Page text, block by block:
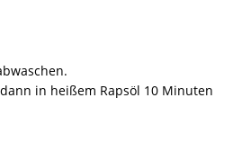
in heißem Rapsöl 10 Minuten